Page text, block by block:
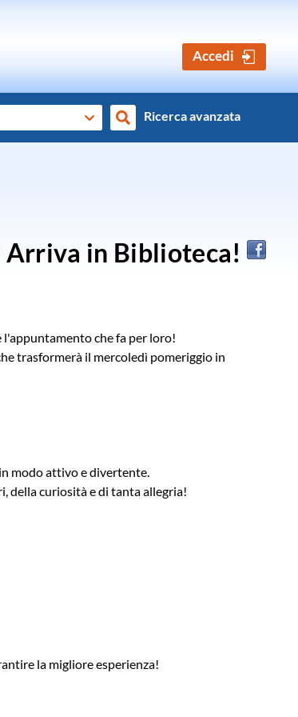
Accedi
Cerca
Ricerca avanzata
Arriva in Biblioteca!
l'appuntamento che fa per loro!
trasformerà il mercoledì pomeriggio in
modo attivo e divertente.
della curiosità e di tanta allegria!
la migliore esperienza!